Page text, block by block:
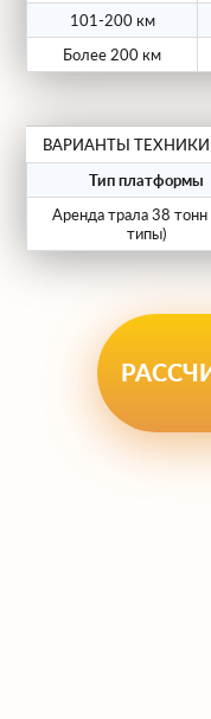
высоких
Для
разрешения
отдел
Мы
более 12 лет:
101-200 км
Более 200 км
ВАРИАНТЫ ТЕХНИКИ
Тип платформы
Аренда трала 38 тонн
типы)